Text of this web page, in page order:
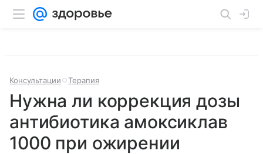
Консультации Терапия
Нужна ли коррекция дозы
антибиотика амоксиклав
1000 при ожирении